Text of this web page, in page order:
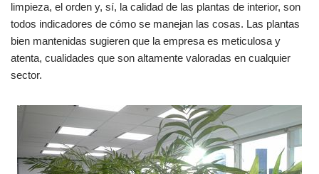
limpieza, el orden y, sí, la calidad de las plantas de interior, son
todos indicadores de cómo se manejan las cosas. Las plantas
bien mantenidas sugieren que la empresa es meticulosa y
atenta, cualidades que son altamente valoradas en cualquier
sector.